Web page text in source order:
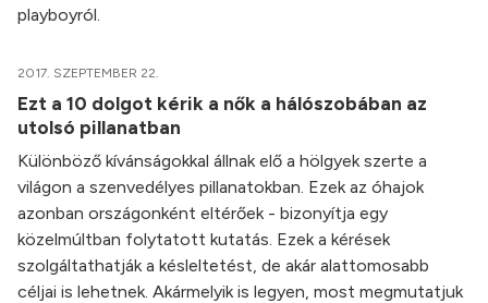
playboyról.
2017. SZEPTEMBER 22.
Ezt a 10 dolgot kérik a nők a hálószobában az
utolsó pillanatban
Különböző kívánságokkal állnak elő a hölgyek szerte a
világon a szenvedélyes pillanatokban. Ezek az óhajok
azonban országonként eltérőek - bizonyítja egy
közelmúltban folytatott kutatás. Ezek a kérések
szolgáltathatják a késleltetést, de akár alattomosabb
céljai is lehetnek. Akármelyik is legyen, most megmutatjuk